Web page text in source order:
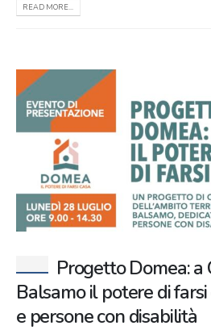
READ MORE...
Progetto Domea: a
Balsamo il potere di
e persone con disabilità